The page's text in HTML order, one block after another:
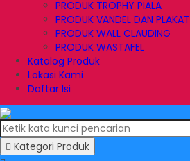
PRODUK TROPHY PIALA
PRODUK VANDEL DAN PLAKAT
PRODUK WALL CLAUDING
PRODUK WASTAFEL
Katalog Produk
Lokasi Kami
Daftar Isi
Kategori Produk